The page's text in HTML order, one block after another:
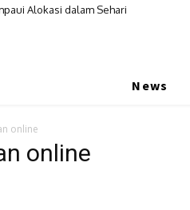
Alokasi dalam Sehari
News
online
online